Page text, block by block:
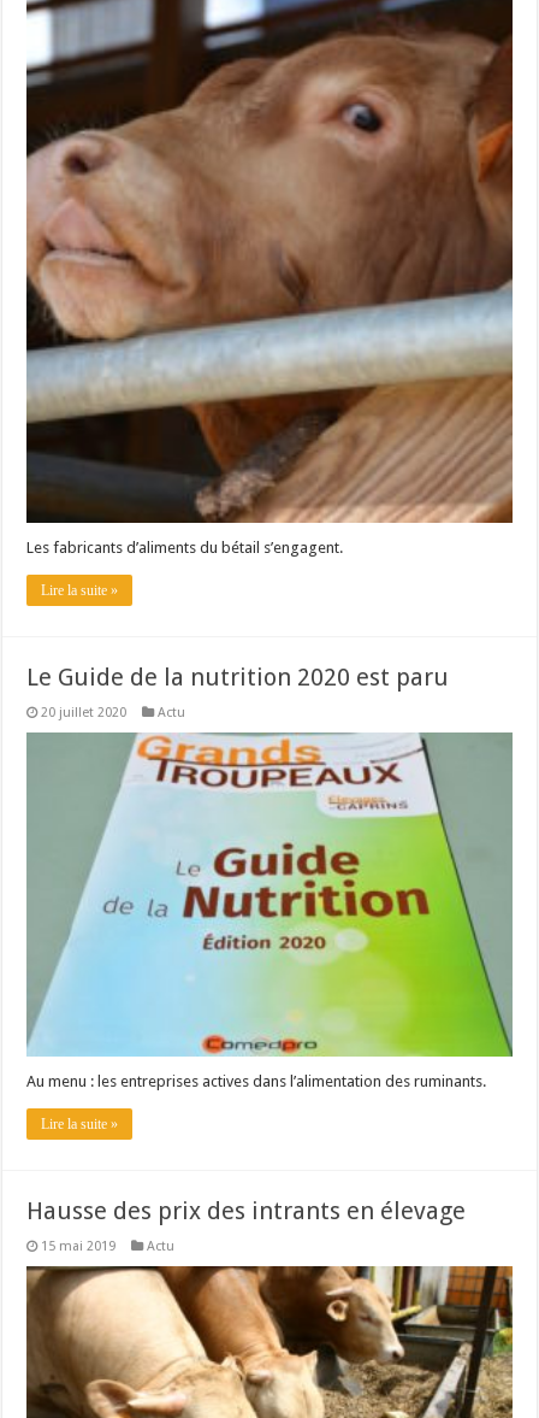
Les fabricants d’aliments du bétail s’engagent.
Lire la suite »
Le Guide de la nutrition 2020 est paru
20 juillet 2020 Actu
Au menu : les entreprises actives dans l’alimentation des ruminants.
Lire la suite »
Hausse des prix des intrants en élevage
15 mai 2019 Actu